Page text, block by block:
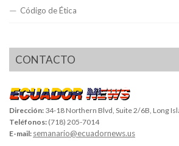
Código de Ética
CONTACTO
Dirección: 34-18 Northern Blvd, Suite 2/6B, Long
Teléfonos: (718) 205-7014
E-mail: semanario@ecuadornews.us